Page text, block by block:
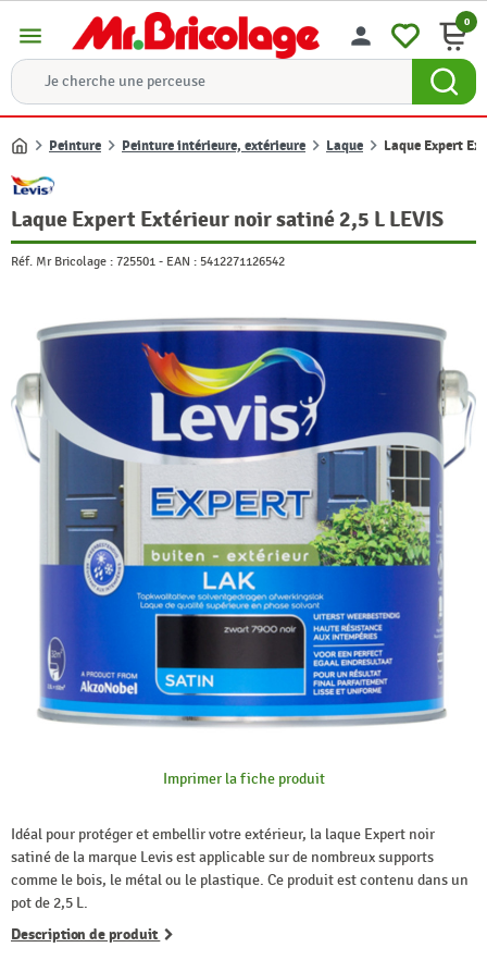
menu person 0
Accueil
Peinture Peinture intérieure, extérieure Laque Laque Expert
Laque Expert Extérieur noir satiné 2,5 L LEVIS
Réf. Mr Bricolage : 725501 - EAN : 5412271126542
Imprimer la fiche produit
Idéal pour protéger et embellir votre extérieur, la laque Expert noir
satiné de la marque Levis est applicable sur de nombreux supports
comme le bois, le métal ou le plastique. Ce produit est contenu dans un
pot de 2,5 L.
Description de produit